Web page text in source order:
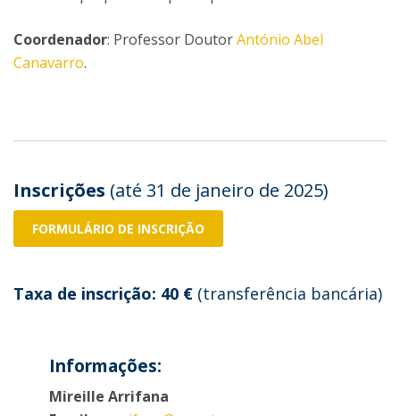
Coordenador: Professor DoutorAntónio Abel
Canavarro.
Inscrições (até 31 de janeiro de 2025)
FORMULÁRIO DE INSCRIÇÃO
Taxa de inscrição: 40 € (transferência bancária)
Informações:
Mireille Arrifana